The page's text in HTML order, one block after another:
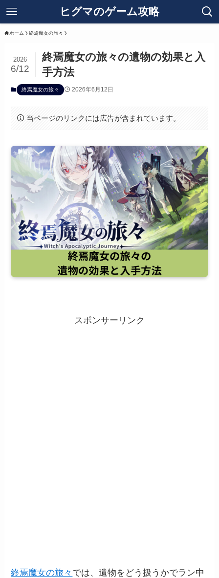
ヒグマのゲーム攻略
ホーム 終焉魔女の旅々
終焉魔女の旅々の遺物の効果と入
手方法
2026
6/12
終焉魔女の旅々 2026年6月12日
当ページのリンクには広告が含まれています。
スポンサーリンク
終焉魔女の旅々 では、遺物をどう扱うかでラン中